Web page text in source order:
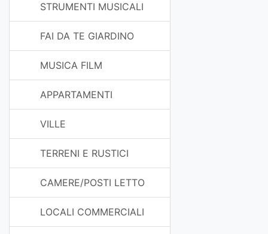
STRUMENTI MUSICALI
FAI DA TE GIARDINO
MUSICA FILM
APPARTAMENTI
VILLE
TERRENI E RUSTICI
CAMERE/POSTI LETTO
LOCALI COMMERCIALI